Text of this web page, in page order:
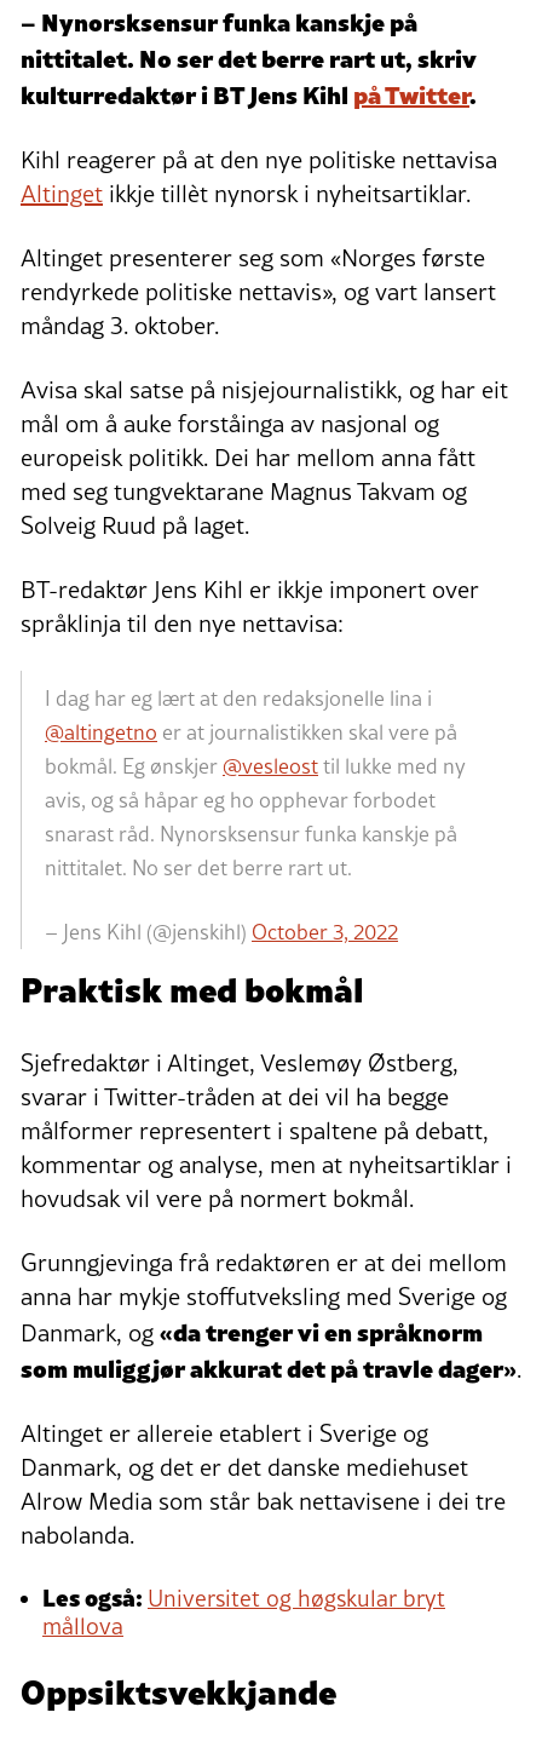
– Nynorsksensur funka kanskje på
nittitalet. No ser det berre rart ut, skriv
kulturredaktør i BT Jens Kihl på Twitter.
Kihl reagerer på at den nye politiske nettavisa
Altinget ikkje tillèt nynorsk i nyheitsartiklar.
Altinget presenterer seg som «Norges første
rendyrkede politiske nettavis», og vart lansert
måndag 3. oktober.
Avisa skal satse på nisjejournalistikk, og har eit
mål om å auke forståinga av nasjonal og
europeisk politikk. Dei har mellom anna fått
med seg tungvektarane Magnus Takvam og
Solveig Ruud på laget.
BT-redaktør Jens Kihl er ikkje imponert over
språklinja til den nye nettavisa:
I dag har eg lært at den redaksjonelle lina i
@altingetno er at journalistikken skal vere på
bokmål. Eg ønskjer @vesleosttil lukke med ny
avis, og så håpar eg ho opphevar forbodet
snarast råd. Nynorsksensur funka kanskje på
nittitalet. No ser det berre rart ut.
– Jens Kihl (@jenskihl) October 3, 2022
Praktisk med bokmål
Sjefredaktør i Altinget, Veslemøy Østberg,
svarar i Twitter-tråden at dei vil ha begge
målformer representert i spaltene på debatt,
kommentar og analyse, men at nyheitsartiklar i
hovudsak vil vere på normert bokmål.
Grunngjevinga frå redaktøren er at dei mellom
anna har mykje stoffutveksling med Sverige og
Danmark, og«da trenger vi en språknorm
som muliggjør akkurat det på travle dager».
Altinget er allereie etablert i Sverige og
Danmark, og det er det danske mediehuset
Alrow Media som står bak nettavisene i dei tre
nabolanda.
Les også: Universitet og høgskular bryt
mållova
Oppsiktsvekkjande